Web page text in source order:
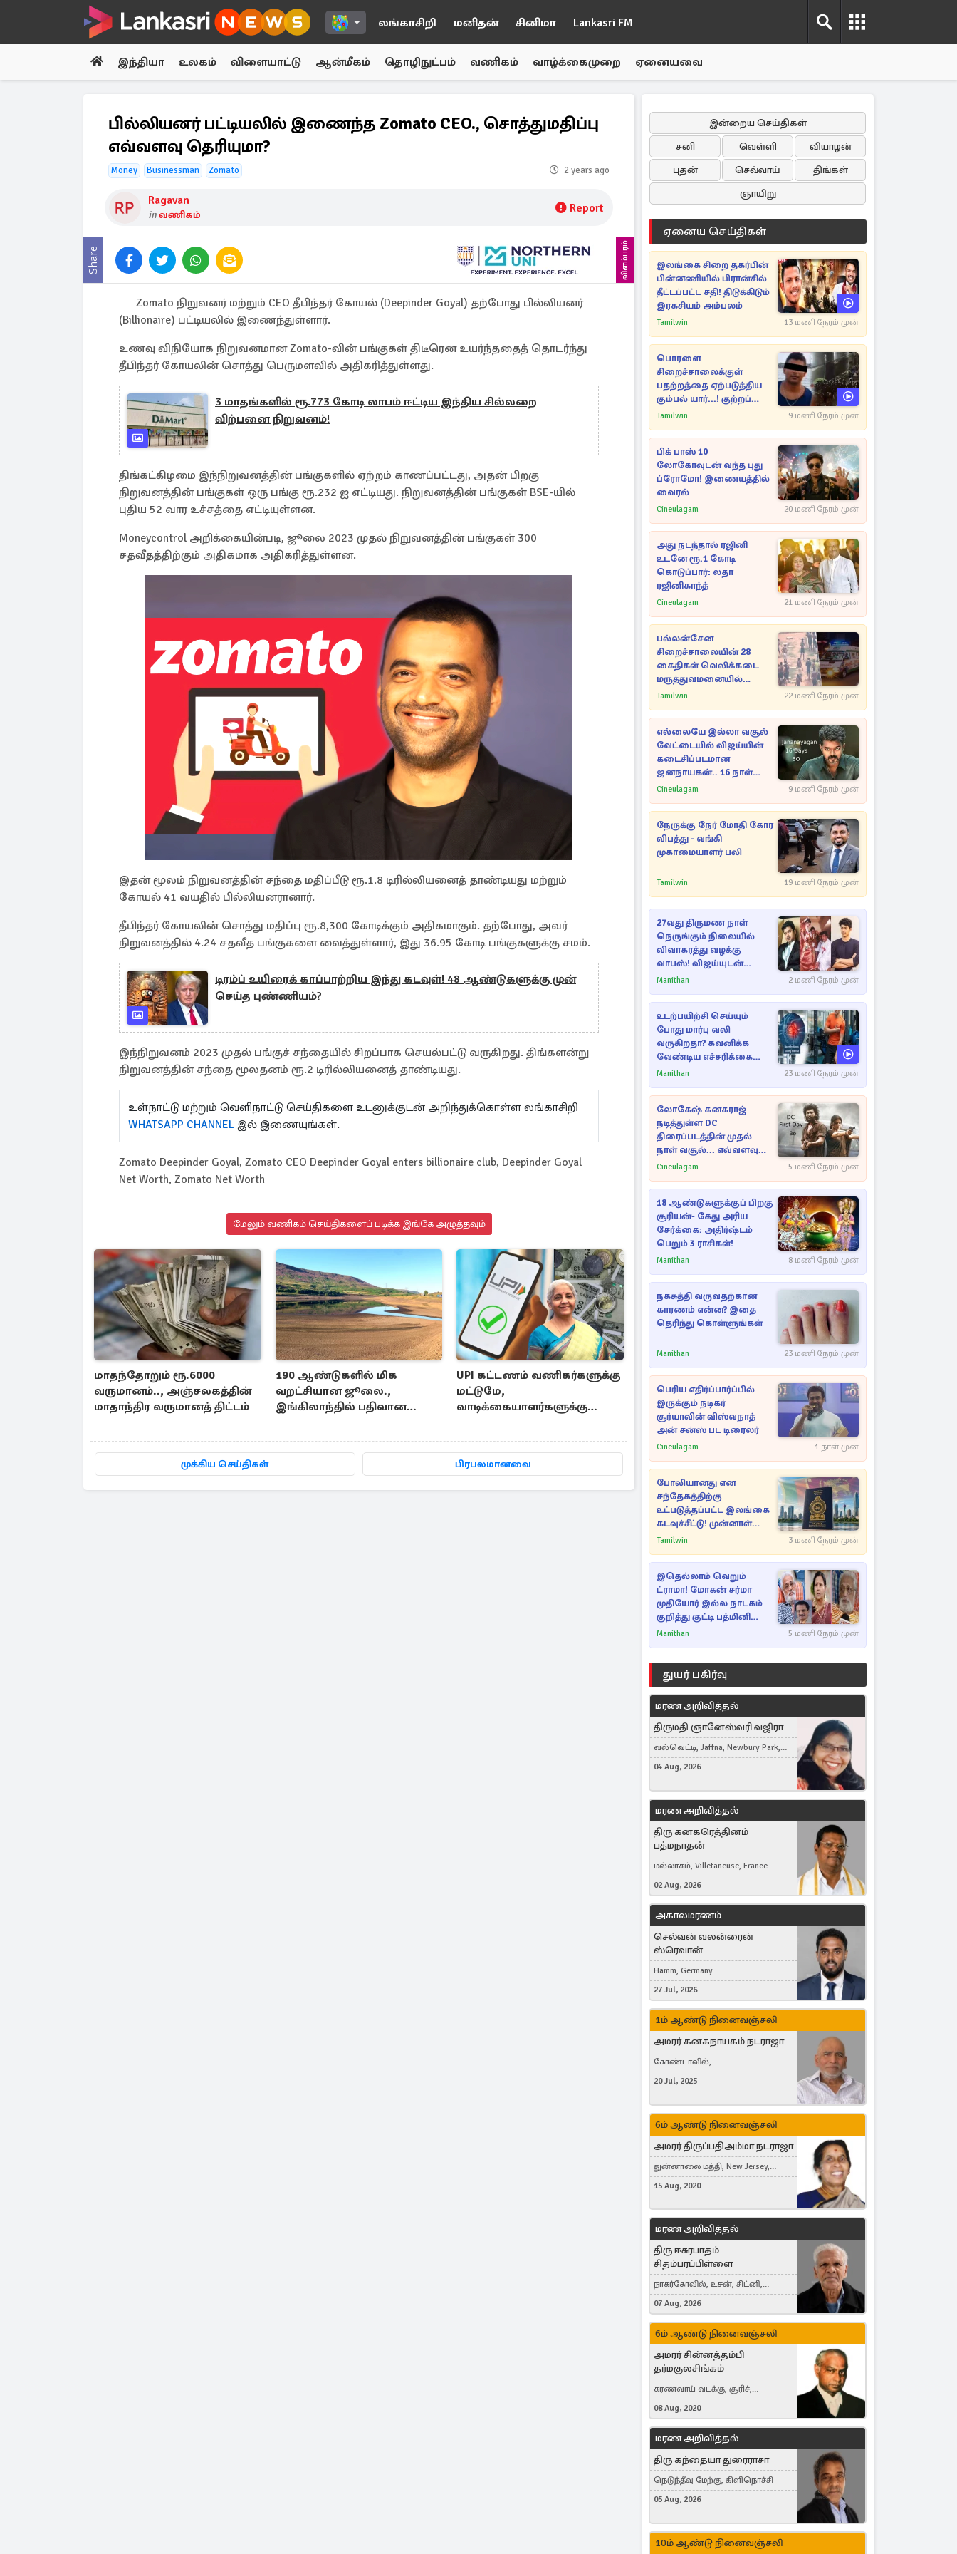
லங்காசிறி மனிதன் சினிமா Lankasri FM
இந்தியா உலகம் விளையாட்டு ஆன்மீகம் தொழிநுட்பம் வணிகம் வாழ்க்கைமுறை ஏனையவை
பில்லியனர் பட்டியலில் இணைந்த Zomato CEO., சொத்துமதிப்பு
எவ்வளவு தெரியுமா?
Money Businessman Zomato 2 years ago
Ragavan
inவணிகம் Report
Share விளம்பரம்
Zomato நிறுவனர் மற்றும் CEO தீபிந்தர் கோயல் (Deepinder Goyal) தற்போது பில்லியனர்
(Billionaire) பட்டியலில் இணைந்துள்ளார்.
உணவு விநியோக நிறுவனமான Zomato-வின் பங்குகள் திடீரென உயர்ந்ததைத் தொடர்ந்து
தீபிந்தர் கோயலின் சொத்து பெருமளவில் அதிகரித்துள்ளது.
3 மாதங்களில் ரூ.773 கோடி லாபம் ஈட்டிய இந்திய சில்லறை
விற்பனை நிறுவனம்!
திங்கட்கிழமை இந்நிறுவனத்தின் பங்குகளில் ஏற்றம் காணப்பட்டது, அதன் பிறகு
நிறுவனத்தின் பங்குகள் ஒரு பங்கு ரூ.232 ஐ எட்டியது. நிறுவனத்தின் பங்குகள் BSE-யில்
புதிய 52 வார உச்சத்தை எட்டியுள்ளன.
Moneycontrol அறிக்கையின்படி, ஜூலை 2023 முதல் நிறுவனத்தின் பங்குகள் 300
சதவீதத்திற்கும் அதிகமாக அதிகரித்துள்ளன.
இதன் மூலம் நிறுவனத்தின் சந்தை மதிப்பீடு ரூ.1.8 டிரில்லியனைத் தாண்டியது மற்றும்
கோயல் 41 வயதில் பில்லியனரானார்.
தீபிந்தர் கோயலின் சொத்து மதிப்பு ரூ.8,300 கோடிக்கும் அதிகமாகும். தற்போது, ​​அவர்
நிறுவனத்தில் 4.24 சதவீத பங்குகளை வைத்துள்ளார், இது 36.95 கோடி பங்குகளுக்கு சமம்.
டிரம்ப் உயிரைக் காப்பாற்றிய இந்து கடவுள்! 48 ஆண்டுகளுக்கு முன்
செய்த புண்ணியம்?
இந்நிறுவனம் 2023 முதல் பங்குச் சந்தையில் சிறப்பாக செயல்பட்டு வருகிறது. திங்களன்று
நிறுவனத்தின் சந்தை மூலதனம் ரூ.2 டிரில்லியனைத் தாண்டியது.
உள்நாட்டு மற்றும் வெளிநாட்டு செய்திகளை உடனுக்குடன் அறிந்துக்கொள்ள லங்காசிறி
WHATSAPP CHANNEL இல் இணையுங்கள்.
Zomato Deepinder Goyal, Zomato CEO Deepinder Goyal enters billionaire club, Deepinder Goyal
Net Worth, Zomato Net Worth
மேலும் வணிகம் செய்திகளைப் படிக்க இங்கே அழுத்தவும்
மாதந்தோறும் ரூ.6000
வருமானம்.., அஞ்சலகத்தின்
மாதாந்திர வருமானத் திட்டம்
190 ஆண்டுகளில் மிக
வறட்சியான ஜூலை.,
இங்கிலாந்தில் பதிவான
UPI கட்டணம் வணிகர்களுக்கு
மட்டுமே,
வாடிக்கையாளர்களுக்கு
விளக்கம்
முக்கிய செய்திகள் பிரபலமானவை
இன்றைய செய்திகள்
சனி
வெள்ளி
வியாழன்
புதன்
செவ்வாய்
திங்கள்
ஞாயிறு
ஏனைய செய்திகள்
இலங்கை சிறை தகர்பின்
பின்னணியில் பிரான்சில்
தீட்டப்பட்ட சதி! திடுக்கிடும்
இரகசியம் அம்பலம்
Tamilwin 13 மணி நேரம் முன்
பொரளை
சிறைச்சாலைக்குள்
பதற்றத்தை ஏற்படுத்திய
கும்பல் யார்...! குற்றப்
பின்னணி தொடர்பில்
Tamilwin 9 மணி நேரம் முன்
பிக் பாஸ் 10
லோகோவுடன் வந்த புது
ப்ரோமோ! இணையத்தில்
வைரல்
Cineulagam 20 மணி நேரம் முன்
அது நடந்தால் ரஜினி
உடனே ரூ.1 கோடி
கொடுப்பார்: லதா
ரஜினிகாந்த்
Cineulagam 21 மணி நேரம் முன்
பல்லன்சேன
சிறைச்சாலையின் 28
கைதிகள் வெலிக்கடை
மருத்துவமனையில்
அனுமதி
Tamilwin 22 மணி நேரம் முன்
எல்லையே இல்லா வசூல்
வேட்டையில் விஜய்யின்
கடைசிப்படமான
ஜனநாயகன்.. 16 நாள்
பாக்ஸ் ஆபிஸ்
Cineulagam 9 மணி நேரம் முன்
நேருக்கு நேர் மோதி கோர
விபத்து - வங்கி
முகாமையாளர் பலி
Tamilwin 19 மணி நேரம் முன்
27வது திருமண நாள்
நெருங்கும் நிலையில்
விவாகரத்து வழக்கு
வாபஸ்! விஜய்யுடன்
மீண்டும் இணைவாரா?
Manithan 2 மணி நேரம் முன்
உடற்பயிற்சி செய்யும்
போது மார்பு வலி
வருகிறதா? கவனிக்க
வேண்டிய எச்சரிக்கை
அறிகுறிகள்
Manithan 23 மணி நேரம் முன்
லோகேஷ் கனகராஜ்
நடித்துள்ள DC
திரைப்படத்தின் முதல்
நாள் வசூல்... எவ்வளவு
தெரியுமா?
Cineulagam 5 மணி நேரம் முன்
18 ஆண்டுகளுக்குப் பிறகு
சூரியன்- கேது அரிய
சேர்க்கை: அதிர்ஷ்டம்
பெறும் 3 ராசிகள்!
Manithan 8 மணி நேரம் முன்
நகசுத்தி வருவதற்கான
காரணம் என்ன? இதை
தெரிந்து கொள்ளுங்கள்
Manithan 23 மணி நேரம் முன்
பெரிய எதிர்ப்பார்ப்பில்
இருக்கும் நடிகர்
சூர்யாவின் விஸ்வநாத்
அன் சன்ஸ் பட டிரைலர்
Cineulagam 1 நாள் முன்
போலியானது என
சந்தேகத்திற்கு
உட்படுத்தப்பட்ட இலங்கை
கடவுச்சீட்டு! முன்னாள்
எம்.பிக்கு
சிக்கல்
Tamilwin 3 மணி நேரம் முன்
இதெல்லாம் வெறும்
ட்ராமா! மோகன் சர்மா
முதியோர் இல்ல நாடகம்
குறித்து குட்டி பத்மினி
பரபரப்பு பேட்டி
Manithan 5 மணி நேரம் முன்
துயர் பகிர்வு
மரண அறிவித்தல்
திருமதி ஞானேஸ்வரி வஜிரா
வல்வெட்டி, Jaffna, Newbury Park,
United Kingdom
04 Aug, 2026
மரண அறிவித்தல்
திரு கனகரெத்தினம்
பத்மநாதன்
மல்லாகம், Villetaneuse, France
02 Aug, 2026
அகாலமரணம்
செல்வன் வலன்ரைன்
ஸ்ரெவான்
Hamm, Germany
27 Jul, 2026
1ம் ஆண்டு நினைவஞ்சலி
அமரர் கனகநாயகம் நடராஜா
கோண்டாவில்,
புன்னாலைக்கட்டுவன், சவுதி
Germany, Brampton, Canada
20 Jul, 2025
6ம் ஆண்டு நினைவஞ்சலி
அமரர் திருப்பதிஅம்மா நடராஜா
துன்னாலை மத்தி, New Jersey,
United States, Toronto, Canada
15 Aug, 2020
மரண அறிவித்தல்
திரு ஈசுரபாதம்
சிதம்பரப்பிள்ளை
நாகர்கோவில், உசன், சிட்னி,
Australia
07 Aug, 2026
6ம் ஆண்டு நினைவஞ்சலி
அமரர் சின்னத்தம்பி
தர்மகுலசிங்கம்
கரணவாய் வடக்கு, சூரிச்,
Switzerland
08 Aug, 2020
மரண அறிவித்தல்
திரு கந்தையா துரைராசா
நெடுந்தீவு மேற்கு, கிளிநொச்சி
05 Aug, 2026
10ம் ஆண்டு நினைவஞ்சலி